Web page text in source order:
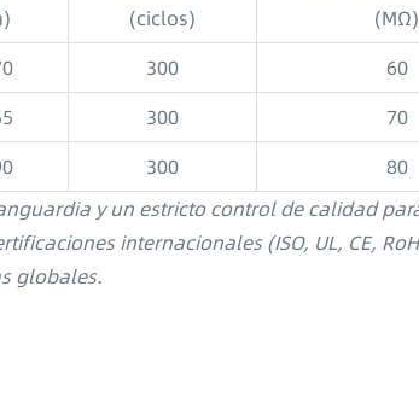
(ciclos)
(MΩ)
300
60
300
70
300
80
y un estricto control de calidad
internacionales (ISO, UL, CE,
globales.